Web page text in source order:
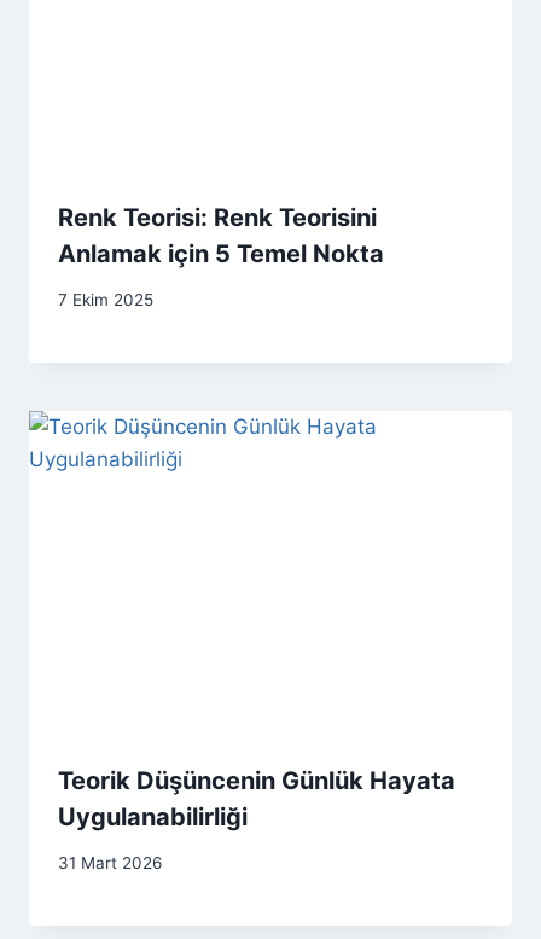
Renk Teorisi: Renk Teorisini
Anlamak için 5 Temel Nokta
7 Ekim 2025
Teorik Düşüncenin Günlük Hayata
Uygulanabilirliği
31 Mart 2026